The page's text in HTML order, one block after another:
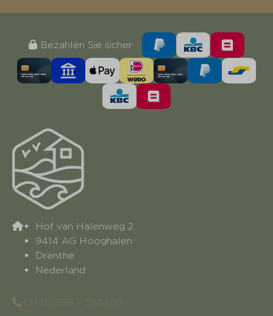
Bezahlen Sie sicher
Hof van Halenweg 2
9414 AG Hooghalen
Drenthe
Nederland
+31 (0)593 – 592480